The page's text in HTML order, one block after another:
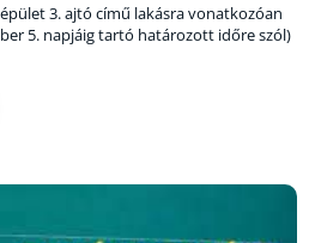
3. ajtó című lakásra vonatkozóan
5. napjáig tartó határozott időre szól)